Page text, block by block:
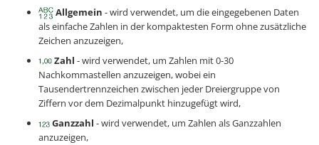
Allgemein - wird verwendet, um die eingegebenen Daten
als einfache Zahlen in der kompaktesten Form ohne zusätzliche
Zeichen anzuzeigen,
Zahl - wird verwendet, um Zahlen mit 0-30
Nachkommastellen anzuzeigen, wobei ein
Tausendertrennzeichen zwischen jeder Dreiergruppe von
Ziffern vor dem Dezimalpunkt hinzugefügt wird,
Ganzzahl - wird verwendet, um Zahlen als Ganzzahlen
anzuzeigen,